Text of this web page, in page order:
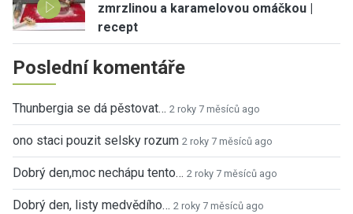
zmrzlinou a karamelovou omáčkou |
recept
Poslední komentáře
Thunbergia se dá pěstovat… 2 roky 7 měsíců ago
ono staci pouzit selsky rozum 2 roky 7 měsíců ago
Dobrý den,moc nechápu tento… 2 roky 7 měsíců ago
Dobrý den, listy medvědího… 2 roky 7 měsíců ago